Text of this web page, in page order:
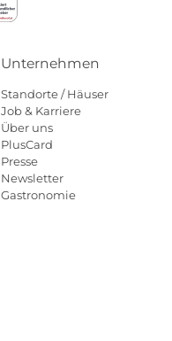
Unternehmen
Standorte / Häuser
Job & Karriere
Über uns
PlusCard
Presse
Newsletter
Gastronomie